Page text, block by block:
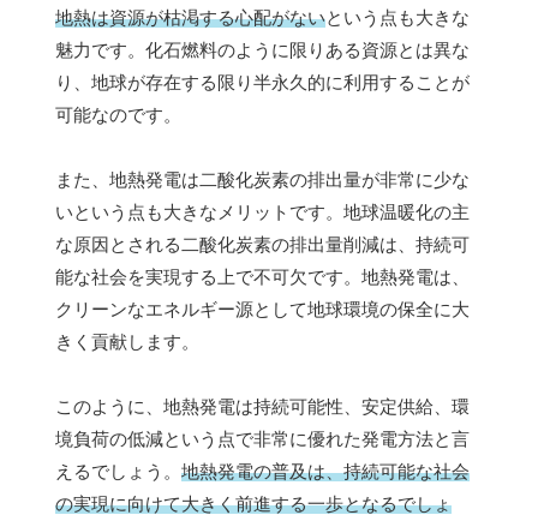
地熱は資源が枯渇する心配がないという点も大きな
魅力です。化石燃料のように限りある資源とは異な
り、地球が存在する限り半永久的に利用することが
可能なのです。
また、地熱発電は二酸化炭素の排出量が非常に少な
いという点も大きなメリットです。地球温暖化の主
な原因とされる二酸化炭素の排出量削減は、持続可
能な社会を実現する上で不可欠です。地熱発電は、
クリーンなエネルギー源として地球環境の保全に大
きく貢献します。
このように、地熱発電は持続可能性、安定供給、環
境負荷の低減という点で非常に優れた発電方法と言
えるでしょう。 地熱発電の普及は、持続可能な社会
の実現に向けて大きく前進する一歩となるでしょ